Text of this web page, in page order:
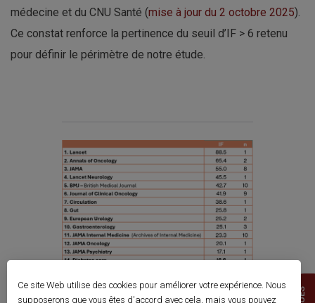
médecine et du CNU Santé (mise à jour du 2 octobre 2025).
Ce constat renforce la pertinence du seuil d’IF > 6 retenu
pour définir le périmètre de notre étude.
Ce site Web utilise des cookies pour améliorer votre expérience. Nous
supposerons que vous êtes d'accord avec cela, mais vous pouvez